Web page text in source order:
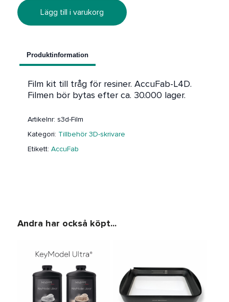
Lägg till i varukorg
Produktinformation
Film kit till tråg för resiner. AccuFab-L4D.
Filmen bör bytas efter ca. 30.000 lager.
Artikelnr: s3d-Film
Kategori: Tillbehör 3D-skrivare
Etikett: AccuFab
Andra har också köpt...